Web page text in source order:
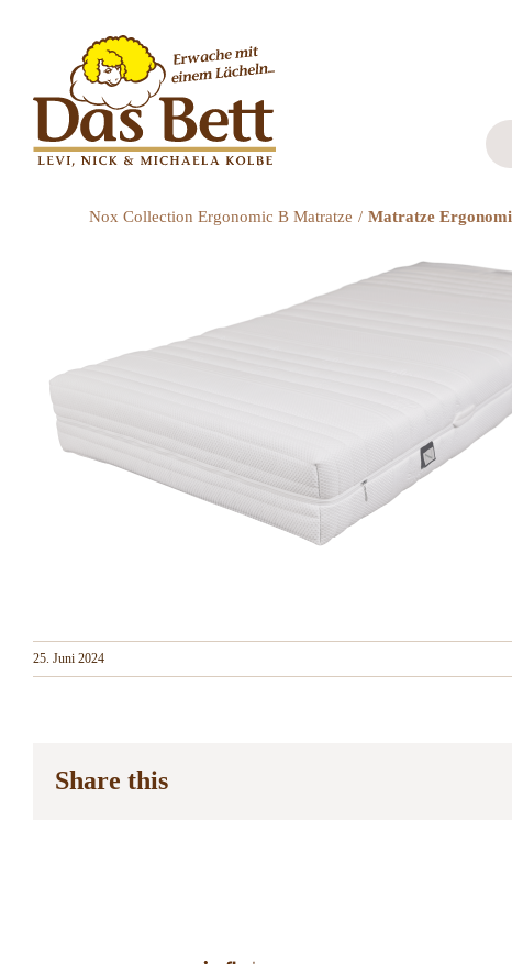
Nox Collection Ergonomic B Matratze Matratze
25. Juni 2024
Share this